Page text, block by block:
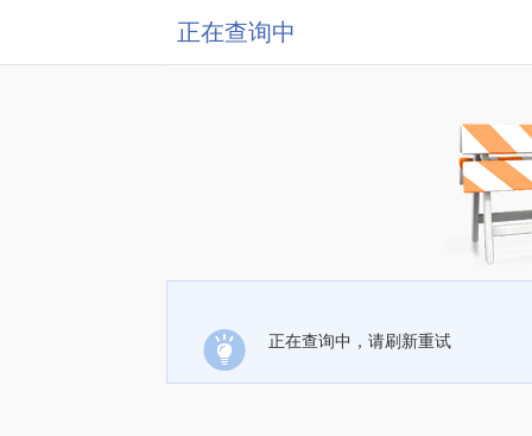
正在查询中
正在查询中，请刷新重试